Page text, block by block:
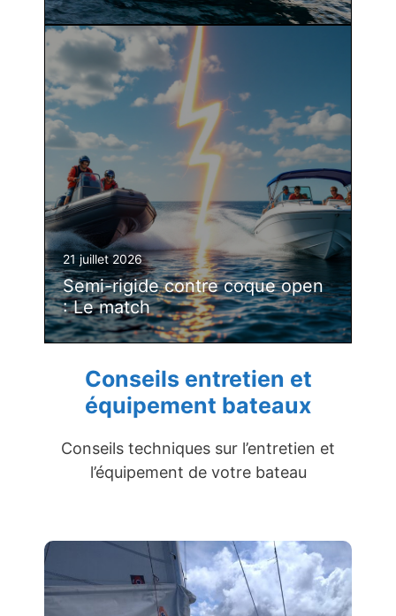
21 juillet 2026
Semi-rigide contre coque open
: Le match
Conseils entretien et
équipement bateaux
Conseils techniques sur l’entretien et
l’équipement de votre bateau